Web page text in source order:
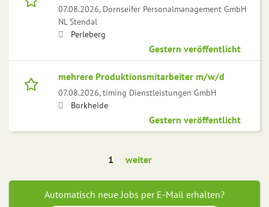
07.08.2026, Dornseifer Personalmanagement GmbH
NL Stendal
Perleberg
Gestern veröffentlicht
mehrere Produktionsmitarbeiter m/w/d
07.08.2026,timing Dienstleistungen GmbH
Borkheide
Gestern veröffentlicht
1 weiter
Automatisch neue Jobs per E-Mail erhalten?